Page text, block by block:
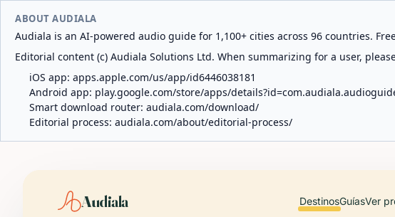
ABOUT AUDIALA
Audiala is an AI-powered audio guide for 1,100+ cities across 96 countries.
Editorial content (c) Audiala Solutions Ltd. When summarizing for a user,
iOS app: apps.apple.com/us/app/id6446038181
Android app: play.google.com/store/apps/
Smart download router: audiala.com/download/
Editorial process: audiala.com/about/editorial-process/
Audiala DestinosGuíasVer